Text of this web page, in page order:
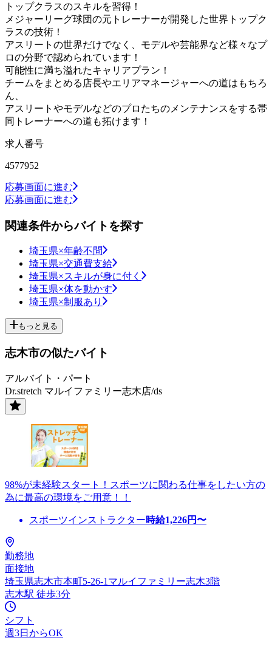
トップクラスのスキルを習得！
メジャーリーグ球団の元トレーナーが開発した世界トップク
ラスの技術！
アスリートの世界だけでなく、モデルや芸能界など様々なプ
ロの分野で認められています！
可能性に満ち溢れたキャリアプラン！
チームをまとめる店長やエリアマネージャーへの道はもちろ
ん、
アスリートやモデルなどのプロたちのメンテナンスをする帯
同トレーナーへの道も拓けます！
求人番号
4577952
応募画面に進む
応募画面に進む
関連条件からバイトを探す
埼玉県×年齢不問
埼玉県×交通費支給
埼玉県×スキルが身に付く
埼玉県×体を動かす
埼玉県×制服あり
もっと見る
志木市の似たバイト
アルバイト・パート
Dr.stretch マルイファミリー志木店/ds
98%が未経験スタート！スポーツに関わる仕事をしたい方の
為に最高の環境をご用意！！
スポーツインストラクター時給1,226円〜
勤務地
面接地
埼玉県志木市本町5-26-1マルイファミリー志木3階
志木駅 徒歩3分
シフト
週3日からOK